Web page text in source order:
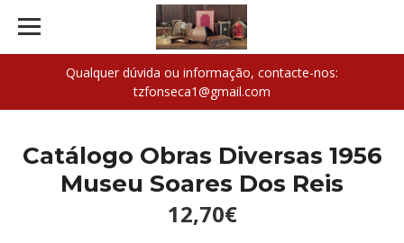
Qualquer dúvida ou informação, contacte-nos:
tzfonseca1@gmail.com
Catálogo Obras Diversas 1956
Museu Soares Dos Reis
12,70€